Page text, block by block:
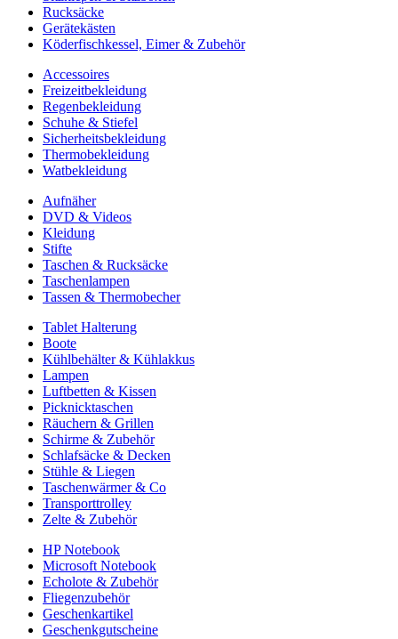
Rucksäcke
Gerätekästen
Köderfischkessel, Eimer & Zubehör
Accessoires
Freizeitbekleidung
Regenbekleidung
Schuhe & Stiefel
Sicherheitsbekleidung
Thermobekleidung
Watbekleidung
Aufnäher
DVD & Videos
Kleidung
Stifte
Taschen & Rucksäcke
Taschenlampen
Tassen & Thermobecher
Tablet Halterung
Boote
Kühlbehälter & Kühlakkus
Lampen
Luftbetten & Kissen
Picknicktaschen
Räuchern & Grillen
Schirme & Zubehör
Schlafsäcke & Decken
Stühle & Liegen
Taschenwärmer & Co
Transporttrolley
Zelte & Zubehör
HP Notebook
Microsoft Notebook
Echolote & Zubehör
Fliegenzubehör
Geschenkartikel
Geschenkgutscheine